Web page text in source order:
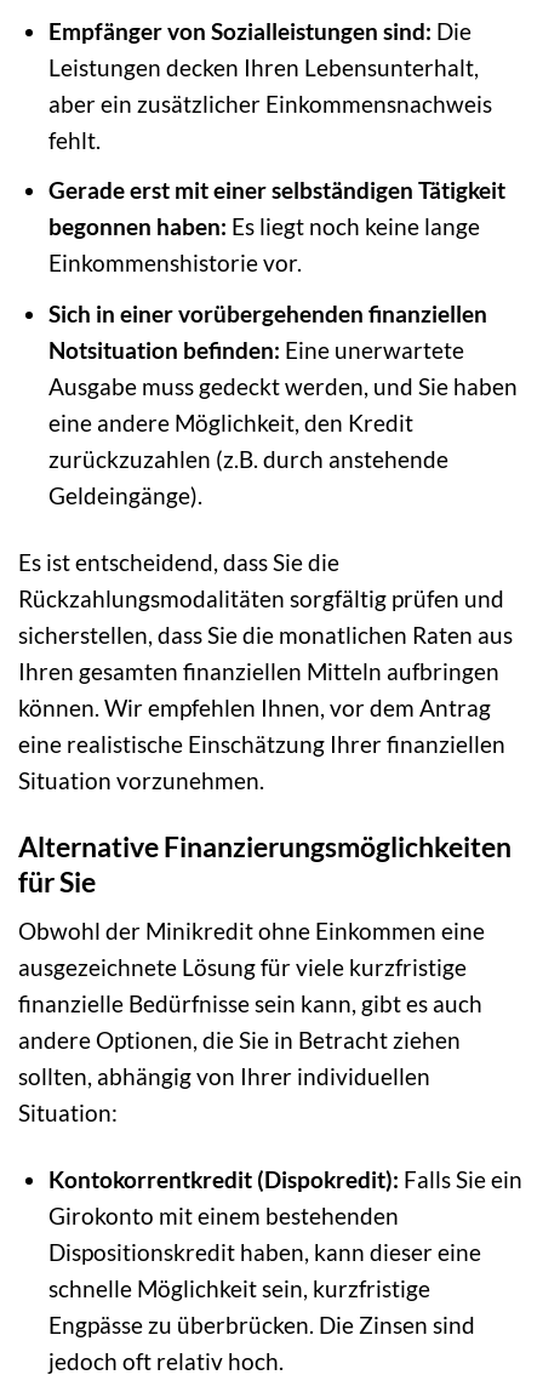
Empfänger von Sozialleistungen sind: Die
Leistungen decken Ihren Lebensunterhalt,
aber ein zusätzlicher Einkommensnachweis
fehlt.
Gerade erst mit einer selbständigen Tätigkeit
begonnen haben: Es liegt noch keine lange
Einkommenshistorie vor.
Sich in einer vorübergehenden finanziellen
Notsituation befinden: Eine unerwartete
Ausgabe muss gedeckt werden, und Sie haben
eine andere Möglichkeit, den Kredit
zurückzuzahlen (z.B. durch anstehende
Geldeingänge).
Es ist entscheidend, dass Sie die
Rückzahlungsmodalitäten sorgfältig prüfen und
sicherstellen, dass Sie die monatlichen Raten aus
Ihren gesamten finanziellen Mitteln aufbringen
können. Wir empfehlen Ihnen, vor dem Antrag
eine realistische Einschätzung Ihrer finanziellen
Situation vorzunehmen.
Alternative Finanzierungsmöglichkeiten
für Sie
Obwohl der Minikredit ohne Einkommen eine
ausgezeichnete Lösung für viele kurzfristige
finanzielle Bedürfnisse sein kann, gibt es auch
andere Optionen, die Sie in Betracht ziehen
sollten, abhängig von Ihrer individuellen
Situation:
Kontokorrentkredit (Dispokredit): Falls Sie ein
Girokonto mit einem bestehenden
Dispositionskredit haben, kann dieser eine
schnelle Möglichkeit sein, kurzfristige
Engpässe zu überbrücken. Die Zinsen sind
jedoch oft relativ hoch.